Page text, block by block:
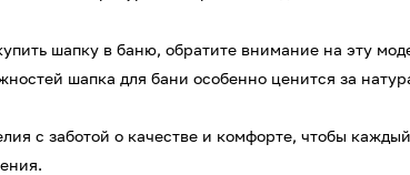
шапку в баню, обратите внимание на эту
шапка для бани особенно ценится за
с заботой о качестве и комфорте, чтобы